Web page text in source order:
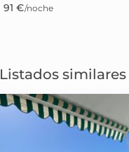
91 €/noche
Listados similares